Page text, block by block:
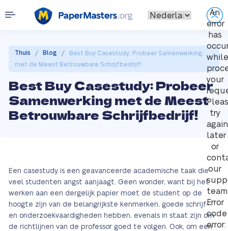
An
error
has
while
your
try
again
later
or
our
Error
code
error:
Thuis / Blog /
Best Buy Casestudy: Probeer Samenwerking
met de Meest Betrouwbare Schrijfbedrijf!
Best Buy Casestudy: Probeer
Samenwerking met de Meest
Betrouwbare Schrijfbedrijf!
Een casestudy is een geavanceerde academische taak die
veel studenten angst aanjaagt. Geen wonder, want bij het
werken aan een dergelijk papier moet de student op de
hoogte zijn van de belangrijkste kenmerken, goede schrijf-
en onderzoekvaardigheden hebben, evenals in staat zijn om
de richtlijnen van de professor goed te volgen. Ook, om een